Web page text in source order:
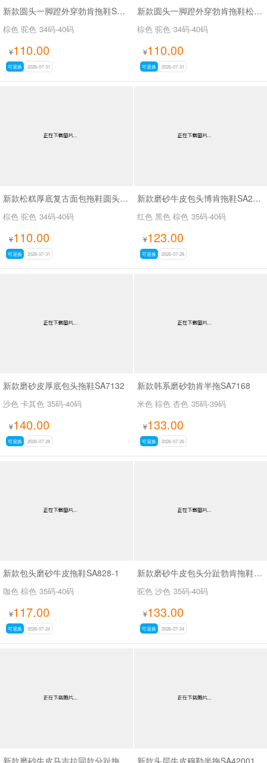
新款圆头一脚蹬外穿勃肯拖鞋SA9108
棕色 驼色 34码-40码
¥110.00
可退换 2026-07-31
新款圆头一脚蹬外穿勃肯拖鞋松糕厚底复古面包拖鞋SA9103
棕色 驼色 34码-40码
¥110.00
可退换 2026-07-31
新款松糕厚底复古面包拖鞋圆头一脚蹬外穿勃肯拖鞋SA9113
棕色 驼色 34码-40码
¥110.00
可退换 2026-07-31
新款磨砂牛皮包头博肯拖鞋SA26018
红色 黑色 棕色 35码-40码
¥123.00
可退换 2026-07-28
新款磨砂皮厚底包头拖鞋SA7132
沙色 卡其色 35码-40码
¥140.00
可退换 2026-07-28
新款韩系磨砂勃肯半拖SA7168
米色 棕色 杏色 35码-39码
¥133.00
可退换 2026-07-26
新款包头磨砂牛皮拖鞋SA828-1
咖色 棕色 35码-40码
¥117.00
可退换 2026-07-24
新款磨砂牛皮包头分趾勃肯拖鞋SA7130
驼色 沙色 35码-40码
¥133.00
可退换 2026-07-24
新款头层牛皮穆勒半拖SA42001